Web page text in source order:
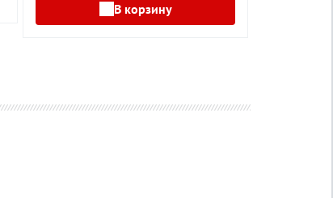
В корзину